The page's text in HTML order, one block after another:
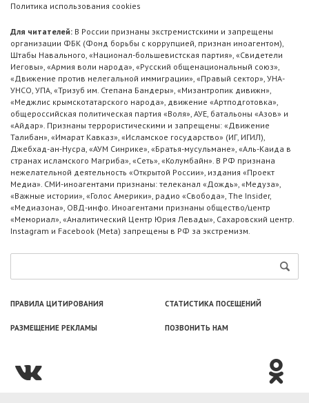
Политика использования cookies
Для читателей: В России признаны экстремистскими и запрещены
организации ФБК (Фонд борьбы с коррупцией, признан иноагентом),
Штабы Навального, «Национал-большевистская партия», «Свидетели
Иеговы», «Армия воли народа», «Русский общенациональный союз»,
«Движение против нелегальной иммиграции», «Правый сектор», УНА-
УНСО, УПА, «Тризуб им. Степана Бандеры», «Мизантропик дивижн»,
«Меджлис крымскотатарского народа», движение «Артподготовка»,
общероссийская политическая партия «Воля», АУЕ, батальоны «Азов» и
«Айдар». Признаны террористическими и запрещены: «Движение
Талибан», «Имарат Кавказ», «Исламское государство» (ИГ, ИГИЛ),
Джебхад-ан-Нусра, «АУМ Синрике», «Братья-мусульмане», «Аль-Каида в
странах исламского Магриба», «Сеть», «Колумбайн». В РФ признана
нежелательной деятельность «Открытой России», издания «Проект
Медиа». СМИ-иноагентами признаны: телеканал «Дождь», «Медуза»,
«Важные истории», «Голос Америки», радио «Свобода», The Insider,
«Медиазона», ОВД-инфо. Иноагентами признаны общество/центр
«Мемориал», «Аналитический Центр Юрия Левады», Сахаровский центр.
Instagram и Facebook (Metа) запрещены в РФ за экстремизм.
ПРАВИЛА ЦИТИРОВАНИЯ СТАТИСТИКА ПОСЕЩЕНИЙ
РАЗМЕЩЕНИЕ РЕКЛАМЫ ПОЗВОНИТЬ НАМ